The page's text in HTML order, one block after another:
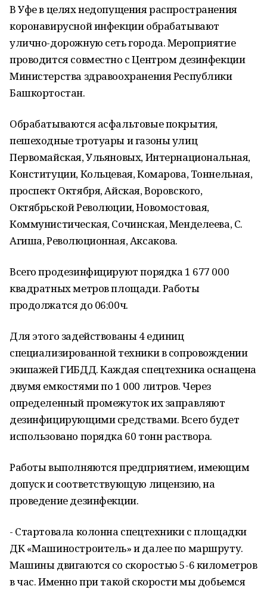
В Уфе в целях недопущения распространения
коронавирусной инфекции обрабатывают
улично-дорожную сеть города. Мероприятие
проводится совместно с Центром дезинфекции
Министерства здравоохранения Республики
Башкортостан.
Обрабатываются асфальтовые покрытия,
пешеходные тротуары и газоны улиц
Первомайская, Ульяновых, Интернациональная,
Конституции, Кольцевая, Комарова, Тоннельная,
проспект Октября, Айская, Воровского,
Октябрьской Революции, Новомостовая,
Коммунистическая, Сочинская, Менделеева, С.
Агиша, Революционная, Аксакова.
Всего продезинфицируют порядка 1 677 000
квадратных метров площади. Работы
продолжатся до 06:00ч.
Для этого задействованы 4 единиц
специализированной техники в сопровождении
экипажей ГИБДД. Каждая спецтехника оснащена
двумя емкостями по 1 000 литров. Через
определенный промежуток их заправляют
дезинфицирующими средствами. Всего будет
использовано порядка 60 тонн раствора.
Работы выполняются предприятием, имеющим
допуск и соответствующую лицензию, на
проведение дезинфекции.
- Стартовала колонна спецтехники с площадки
ДК «Машиностроитель» и далее по маршруту.
Машины двигаются со скоростью 5-6 километров
в час. Именно при такой скорости мы добьемся